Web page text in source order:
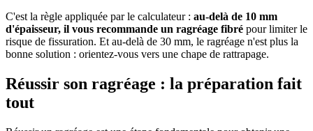
C'est la règle appliquée par le calculateur : au-delà de 10 mm
d'épaisseur, il vous recommande un ragréage fibré pour limiter le
risque de fissuration. Et au-delà de 30 mm, le ragréage n'est plus la
bonne solution : orientez-vous vers une chape de rattrapage.
Réussir son ragréage : la préparation fait
tout